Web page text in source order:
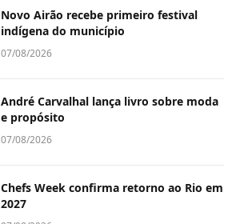
Novo Airão recebe primeiro festival
indígena do município
07/08/2026
André Carvalhal lança livro sobre moda
e propósito
07/08/2026
Chefs Week confirma retorno ao Rio em
2027